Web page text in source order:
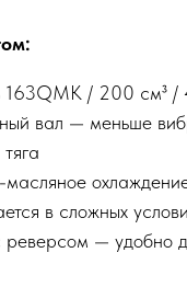
163QMK / 200 см³ /
вал — меньше
масляное
в сложных
реверсом — удобно